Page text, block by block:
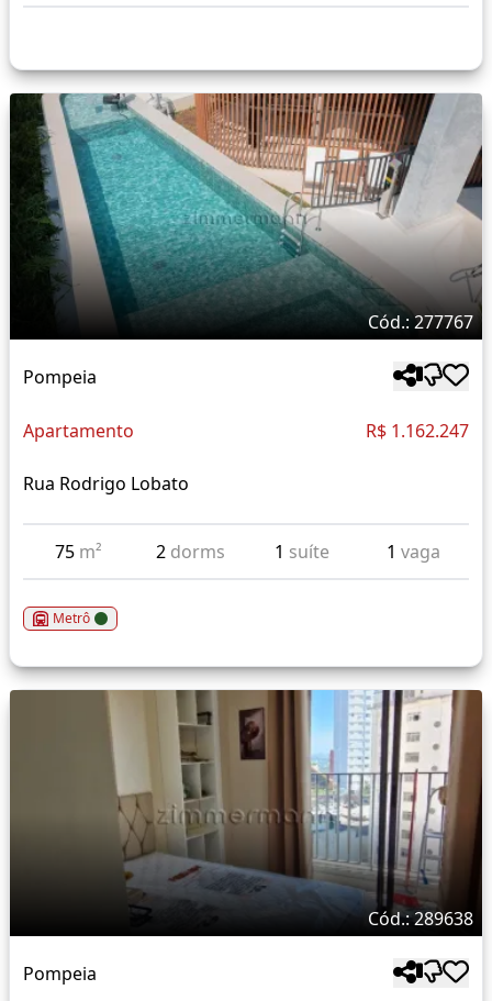
Cód.: 277767
Pompeia
Apartamento R$ 1.162.247
Rua Rodrigo Lobato
75 m² 2 dorms 1 suíte 1 vaga
Metrô
Cód.: 289638
Pompeia